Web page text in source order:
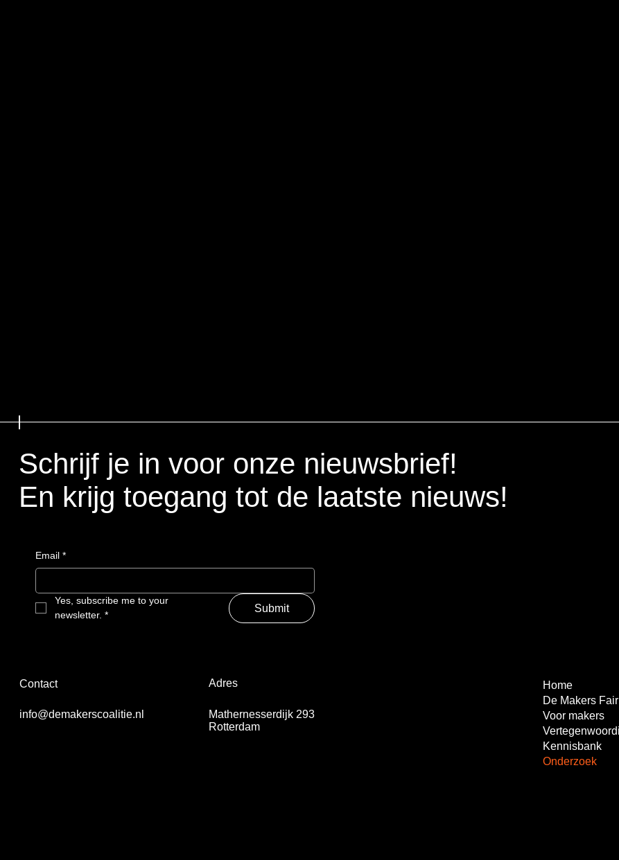
Schrijf je in voor onze nieuwsbrief!
En krijg toegang tot de laatste nieuws!
Email *
Yes, subscribe me to your
newsletter. *
Submit
Adres
Mathernesserdijk 293
Rotterdam
Contact
info@demakerscoalitie.nl
Home
De Makers Fair
Voor makers
Kennisbank
Onderzoek